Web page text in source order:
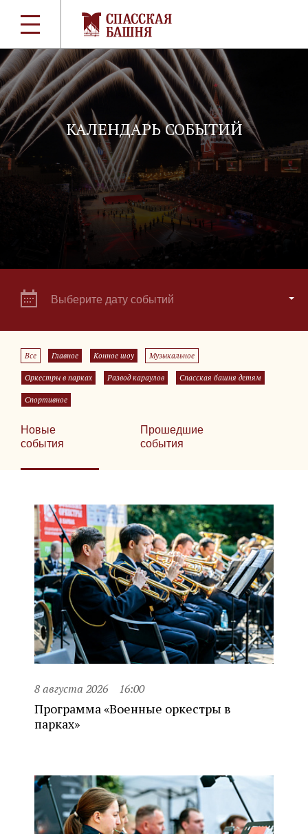
КАЛЕНДАРЬ СОБЫТИЙ
Выберите дату событий
Все Главное Конное шоу Музыкальное
Оркестры в парках Развод караулов Спасская башня детям
Спортивное
Новые
события
Прошедшие
события
8 августа 2026 16:00
Программа «Военные оркестры в
парках»